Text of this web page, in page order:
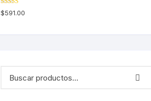
Valorado en
5.00 de 5
$591.00